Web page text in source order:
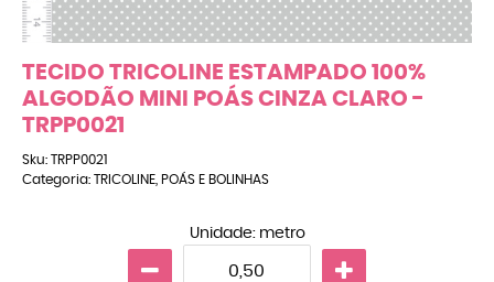
TECIDO TRICOLINE ESTAMPADO 100%
ALGODÃO MINI POÁS CINZA CLARO -
TRPP0021
Sku: TRPP0021
Categoria: TRICOLINE POÁS E BOLINHAS
Unidade: metro